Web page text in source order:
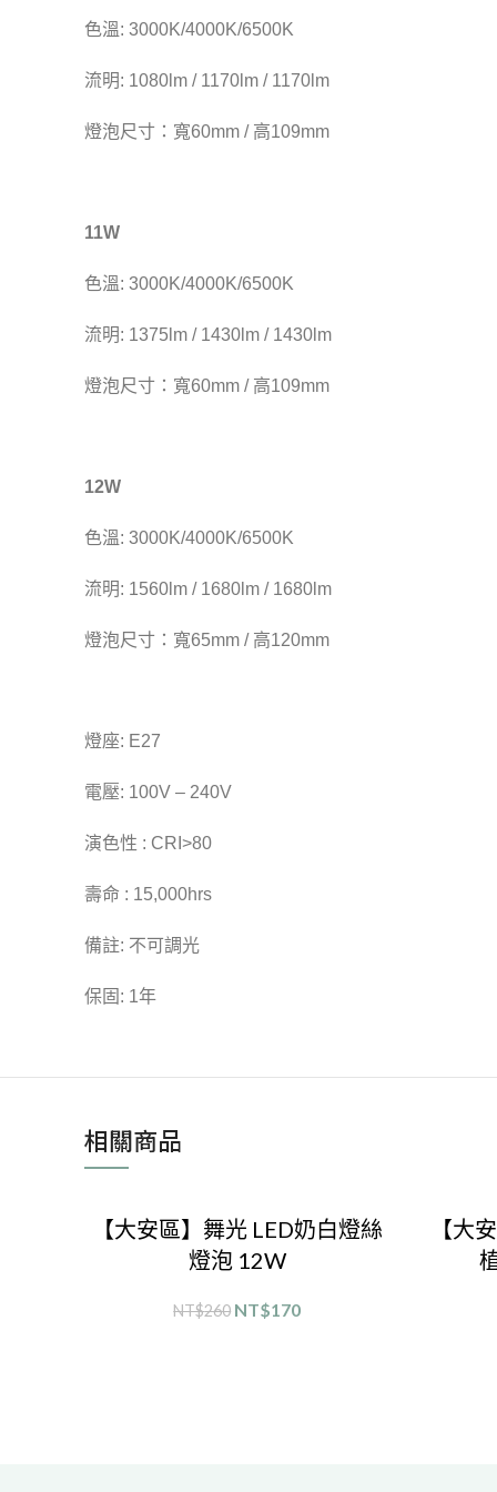
色溫: 3000K/4000K/6500K
流明: 1080lm / 1170lm / 1170lm
燈泡尺寸：寬60mm / 高109mm
11W
色溫: 3000K/4000K/6500K
流明: 1375lm / 1430lm / 1430lm
燈泡尺寸：寬60mm / 高109mm
12W
色溫: 3000K/4000K/6500K
流明: 1560lm / 1680lm / 1680lm
燈泡尺寸：寬65mm / 高120mm
燈座: E27
電壓: 100V – 240V
演色性 : CRI>80
壽命 : 15,000hrs
備註: 不可調光
保固: 1年
相關商品
【大安區】舞光 LED奶白燈絲
燈泡 12W
NT$260 NT$170
【大